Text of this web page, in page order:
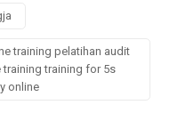
training pelatihan audit
training for 5s
online